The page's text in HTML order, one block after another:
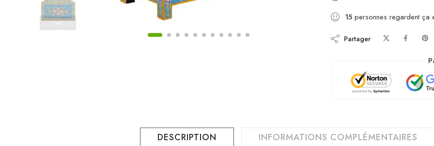
15 personnes regardent ça
Partager
DESCRIPTION INFORMATIONS COMPLÉMENTAIRES